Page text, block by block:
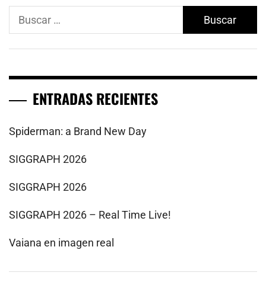
Buscar:
ENTRADAS RECIENTES
Spiderman: a Brand New Day
SIGGRAPH 2026
SIGGRAPH 2026
SIGGRAPH 2026 – Real Time Live!
Vaiana en imagen real